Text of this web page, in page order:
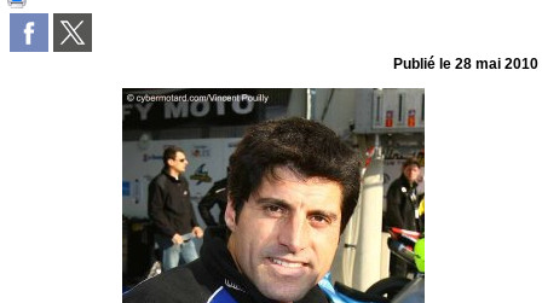
Publié le28 mai 2010